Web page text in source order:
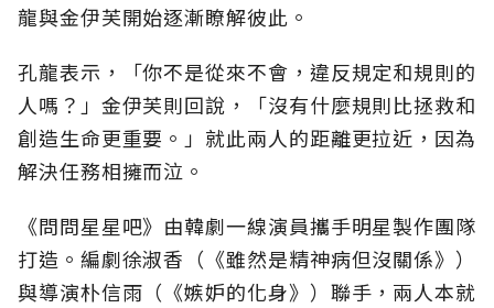
龍與金伊芙開始逐漸瞭解彼此。
孔龍表示，「你不是從來不會，違反規定和規則的
人嗎？」金伊芙則回說，「沒有什麼規則比拯救和
創造生命更重要。」就此兩人的距離更拉近，因為
解決任務相擁而泣。
《問問星星吧》由韓劇一線演員攜手明星製作團隊
打造。編劇徐淑香（《雖然是精神病但沒關係》）
與導演朴信雨（《嫉妒的化身》）聯手，兩人本就